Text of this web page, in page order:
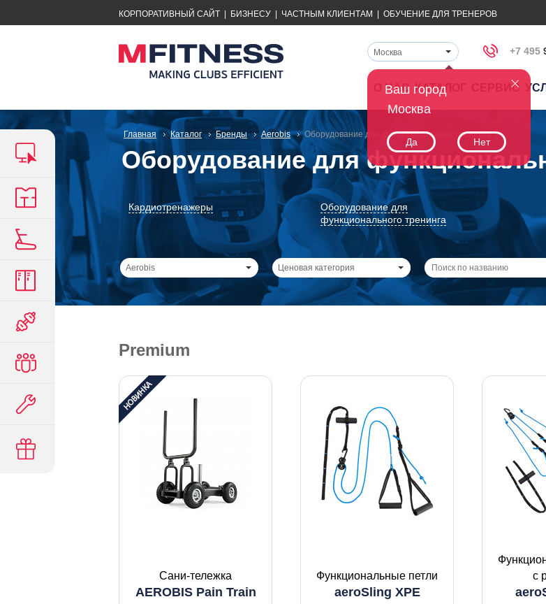
КОРПОРАТИВНЫЙ САЙТ БИЗНЕСУ ЧАСТНЫМ КЛИЕНТАМ ОБУЧЕНИЕ ДЛЯ ТРЕНЕРОВ
Ваш город
Москва
Да Нет
Москва +7 495
О НАС КАТАЛОГ СЕРВИС
Главная Каталог Бренды Aerobis Оборудование для функционального тренинга
Оборудование для
Кардиотренажеры
Оборудование для
функционального тренинга
Aerobis Ценовая категория
Premium
Сани-тележка
AEROBIS Pain Train
Функциональные петли
aeroSling XPE
с